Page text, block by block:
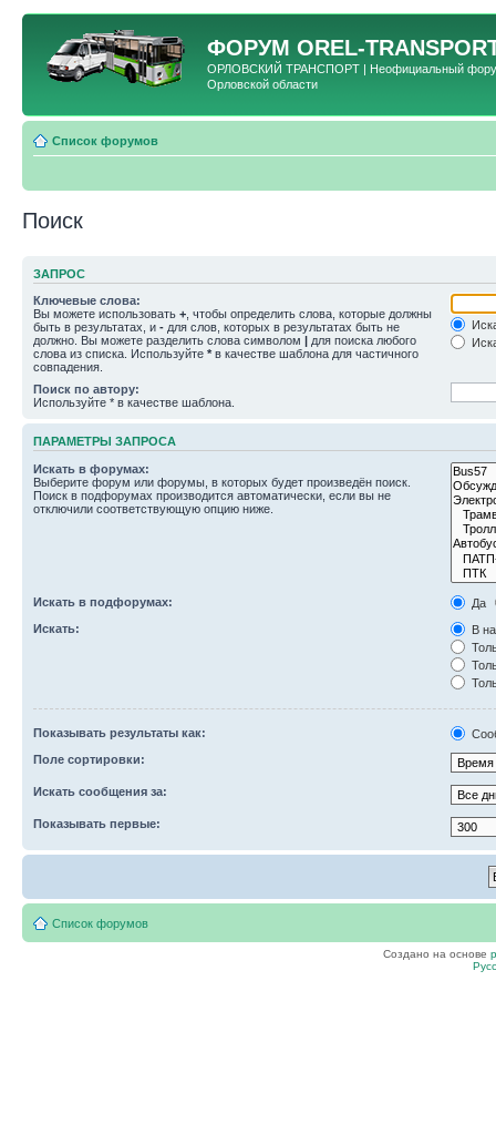
ФОРУМ OREL-
ОРЛОВСКИЙ ТРАНСПОРТ | Неофициальный форум
Орловской области
Список форумов
Поиск
ЗАПРОС
Ключевые слова:
Вы можете использовать + , чтобы определить слова, которые должны
быть в результатах, и - для слов, которых в результатах быть не
должно. Вы можете разделить слова символом | для поиска любого
слова из списка. Используйте * в качестве шаблона для частичного
совпадения.
Поиск по автору:
Используйте * в качестве шаблона.
ПАРАМЕТРЫ ЗАПРОСА
Искать в форумах:
Выберите форум или форумы, в которых будет произведён поиск.
Поиск в подфорумах производится автоматически, если вы не
отключили соответствующую опцию ниже.
Искать в подфорумах:
Да
Искать:
В
Показывать результаты как:
Поле сортировки:
Искать сообщения за:
Показывать первые:
Список форумов
Создано на основе